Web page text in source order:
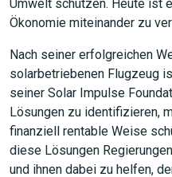
Umwelt schützen. Heute ist
Ökonomie miteinander zu
Nach seiner erfolgreichen
solarbetriebenen Flugzeug
seiner Solar Impulse
Lösungen zu identifizieren,
finanziell rentable Weise
diese Lösungen
und ihnen dabei zu helfen,